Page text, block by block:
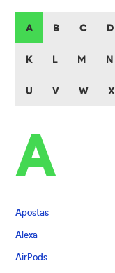
A B C D
K L M N
U V W X
A
Apostas
Alexa
AirPods